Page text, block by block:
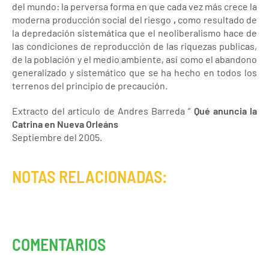
del mundo: la perversa forma en que cada vez más crece la
moderna producción social del riesgo , como resultado de
la depredación sistemática que el neoliberalismo hace de
las condiciones de reproducción de las riquezas publicas,
de la población y el medio ambiente, así como el abandono
generalizado y sistemático que se ha hecho en todos los
terrenos del principio de precaución.
Extracto del articulo de Andres Barreda “ Qué anuncia la
Catrina en Nueva Orleáns
Septiembre del 2005.
NOTAS RELACIONADAS:
COMENTARIOS